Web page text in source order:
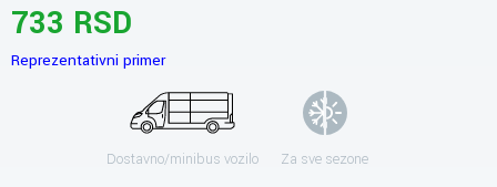
733 RSD
Reprezentativni primer
Dostavno/minibus vozilo Za sve sezone